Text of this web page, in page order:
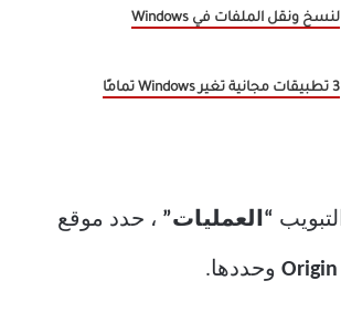
لنسخ ونقل الملفات في Windows
3 تطبيقات مجانية تغير Windows تمامًا
“العمليات” ، حدد موقع
Origin وحددها.